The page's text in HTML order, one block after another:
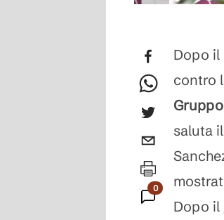
0
Commenti
Dopo il
contro
saluta
Dopo il